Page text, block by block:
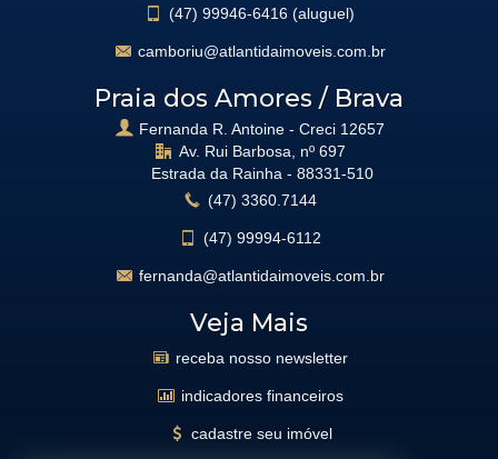
(47) 99946-6416 (aluguel)
camboriu@atlantidaimoveis.com.br
Praia dos Amores / Brava
Fernanda R. Antoine - Creci 12657
Av. Rui Barbosa, nº 697
Estrada da Rainha - 88331-510
(47) 3360.7144
(47) 99994-6112
fernanda@atlantidaimoveis.com.br
Veja Mais
receba nosso newsletter
indicadores financeiros
cadastre seu imóvel